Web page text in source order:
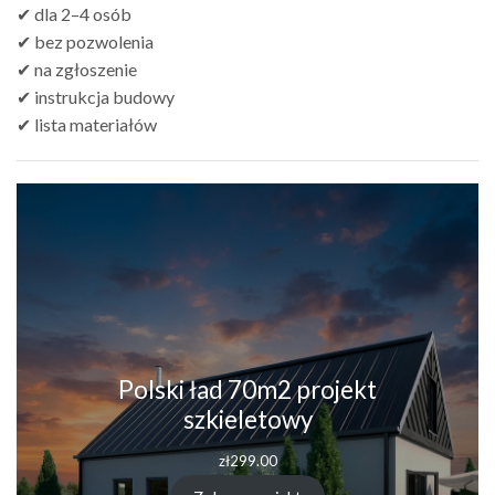
✔ dla 2–4 osób
✔ bez pozwolenia
✔ na zgłoszenie
✔ instrukcja budowy
✔ lista materiałów
Polski ład 70m2 projekt
szkieletowy
zł299.00